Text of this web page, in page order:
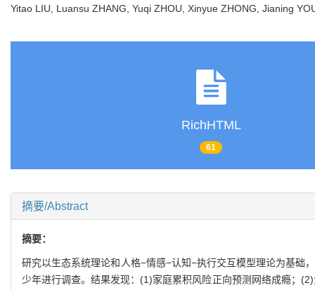
Yitao LIU, Luansu ZHANG, Yuqi ZHOU, Xinyue ZHONG, Jianing
RichHTML
61
摘要/Abstract
摘要：
研究以生态系统理论和人格−情感−认知−执行交互模型理论为基础
少年进行调查。结果发现：(1)家庭累积风险正向预测网络成瘾；